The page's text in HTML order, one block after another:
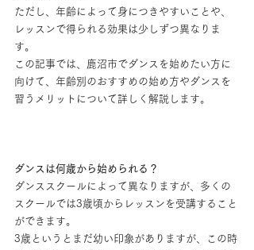
ただし、年齢によって身につきやすいことや、
レッスンで得られる効果は少しずつ異なりま
す。
この記事では、鹿沼市でダンスを始めたい方に
向けて、年齢別のおすすめの始め方やダンスを
習うメリットについて詳しく解説します。
ダンスは何歳から始められる？
ダンススクールによって異なりますが、多くの
スクールでは3歳頃からレッスンを受講すること
ができます。
3歳というとまだ幼い印象がありますが、この時